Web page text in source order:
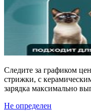
Следите за графиком
стрижки, с
зарядка максимально
Не определен